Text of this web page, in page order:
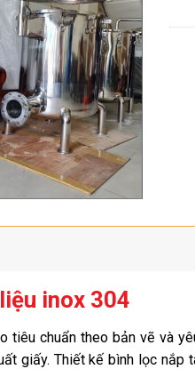
inox 304
tiêu chuẩn theo bản vẽ và
giấy. Thiết kế bình lọc nắp